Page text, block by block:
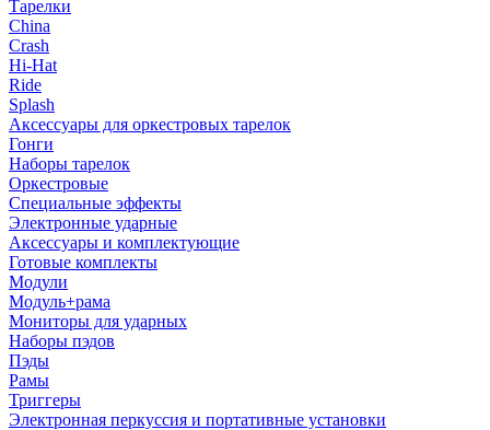
Тарелки
China
Crash
Hi-Hat
Ride
Splash
Аксессуары для оркестровых тарелок
Гонги
Наборы тарелок
Оркестровые
Специальные эффекты
Электронные ударные
Аксессуары и комплектующие
Готовые комплекты
Модули
Модуль+рама
Мониторы для ударных
Наборы пэдов
Пэды
Рамы
Триггеры
Электронная перкуссия и портативные установки